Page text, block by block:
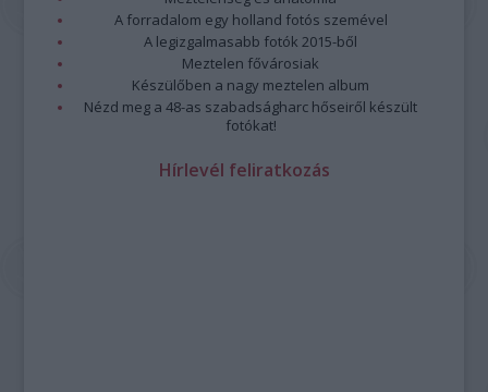
A forradalom egy holland fotós szemével
A legizgalmasabb fotók 2015-ből
Meztelen fővárosiak
Készülőben a nagy meztelen album
Nézd meg a 48-as szabadságharc hőseiről készült
fotókat!
Hírlevél feliratkozás